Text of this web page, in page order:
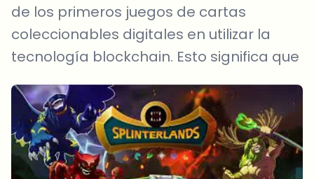
de los primeros juegos de cartas
coleccionables digitales en utilizar la
tecnología blockchain. Esto significa que